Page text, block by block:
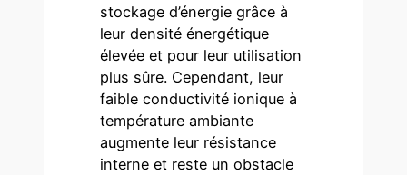
stockage d’énergie grâce à
leur densité énergétique
élevée et pour leur utilisation
plus sûre. Cependant, leur
faible conductivité ionique à
température ambiante
augmente leur résistance
interne et reste un obstacle